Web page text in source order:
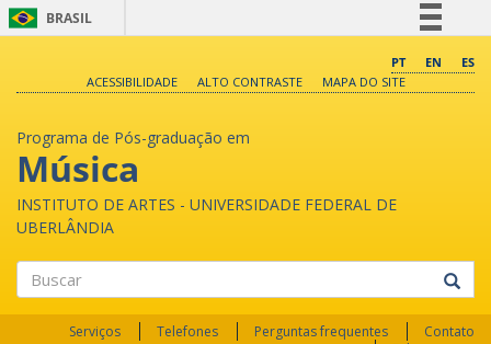
BRASIL
Comunica BR
PT EN
ES
ACESSIBILIDADE
ALTO CONTRASTE MAPA DO SITE
Programa de Pós-graduação em
Música
INSTITUTO DE ARTES - UNIVERSIDADE FEDERAL DE
UBERLÂNDIA
Buscar
Serviços Telefones Perguntas frequentes
Contato